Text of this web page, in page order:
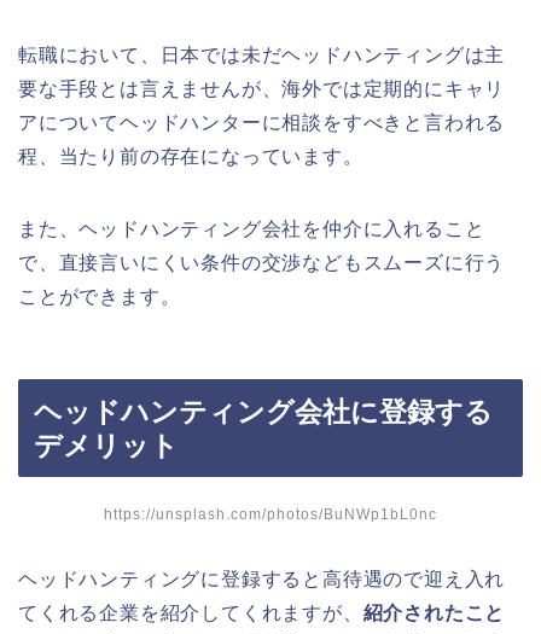
転職において、日本では未だヘッドハンティングは主
要な手段とは言えませんが、海外では定期的にキャリ
アについてヘッドハンターに相談をすべきと言われる
程、当たり前の存在になっています。
また、ヘッドハンティング会社を仲介に入れること
で、直接言いにくい条件の交渉などもスムーズに行う
ことができます。
ヘッドハンティング会社に登録する
デメリット
https://unsplash.com/photos/BuNWp1bL0nc
ヘッドハンティングに登録すると高待遇ので迎え入れ
てくれる企業を紹介してくれますが、 紹介されたこと